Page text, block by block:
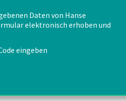
Daten von Hanse
elektronisch erhoben und
eingeben